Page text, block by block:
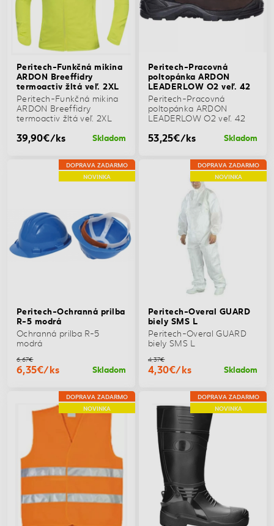
Peritech-Funkčná mikina
ARDON Breeffidry
termoactiv žltá veľ. 2XL
Peritech-Funkčná mikina
ARDON Breeffidry
termoactiv žltá veľ. 2XL
39,90€/ks Skladom
Peritech-Pracovná
poltopánka ARDON
LEADERLOW O2 veľ. 42
Peritech-Pracovná
poltopánka ARDON
LEADERLOW O2 veľ. 42
53,25€/ks Skladom
DOPRAVA ZADARMO
NOVINKA
Peritech-Ochranná prilba
R-5 modrá
Ochranná prilba R-5
modrá
6,67€
6,35€/ks Skladom
DOPRAVA ZADARMO
NOVINKA
Peritech-Overal GUARD
biely SMS L
Peritech-Overal GUARD
biely SMS L
4,37€
4,30€/ks Skladom
DOPRAVA ZADARMO
NOVINKA
DOPRAVA ZADARMO
NOVINKA